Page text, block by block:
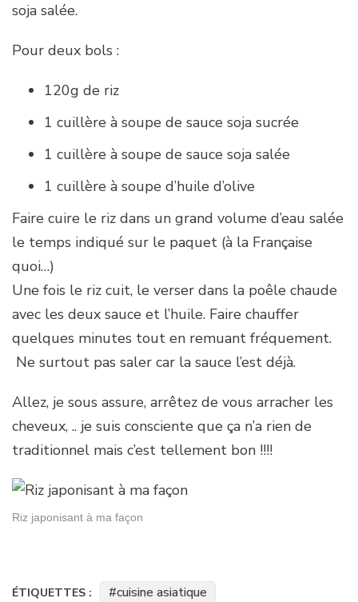
soja salée.
Pour deux bols :
120g de riz
1 cuillère à soupe de sauce soja sucrée
1 cuillère à soupe de sauce soja salée
1 cuillère à soupe d’huile d’olive
Faire cuire le riz dans un grand volume d’eau salée
le temps indiqué sur le paquet (à la Française
quoi…)
Une fois le riz cuit, le verser dans la poêle chaude
avec les deux sauce et l’huile. Faire chauffer
quelques minutes tout en remuant fréquement.
Ne surtout pas saler car la sauce l’est déjà.
Allez, je sous assure, arrêtez de vous arracher les
cheveux, .. je suis consciente que ça n’a rien de
traditionnel mais c’est tellement bon !!!!
Riz japonisant à ma façon
ÉTIQUETTES :
cuisine asiatique